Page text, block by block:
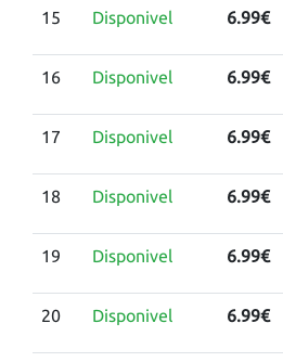
15 Disponivel 6.99€
16 Disponivel 6.99€
17 Disponivel 6.99€
18 Disponivel 6.99€
19 Disponivel 6.99€
20 Disponivel 6.99€